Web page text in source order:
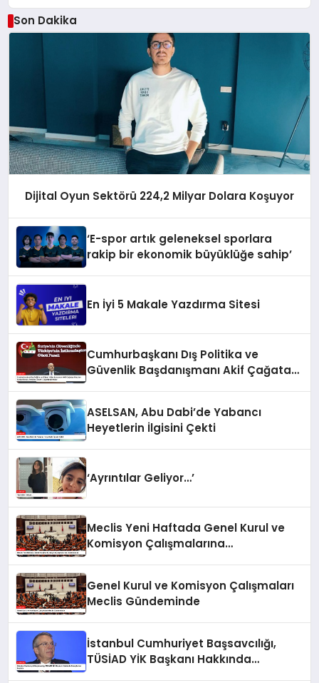
Son Dakika
Dijital Oyun Sektörü 224,2 Milyar Dolara Koşuyor
‘E-spor artık geleneksel sporlara
rakip bir ekonomik büyüklüğe sahip’
En İyi 5 Makale Yazdırma Sitesi
Cumhurbaşkanı Dış Politika ve
Güvenlik Başdanışmanı Akif Çağatay
ASELSAN, Abu Dabi’de Yabancı
Heyetlerin İlgisini Çekti
‘Ayrıntılar Geliyor…’
Meclis Yeni Haftada Genel Kurul ve
Komisyon Çalışmalarına
Genel Kurul ve Komisyon Çalışmaları
Meclis Gündeminde
İstanbul Cumhuriyet Başsavcılığı,
TÜSİAD YİK Başkanı Hakkında